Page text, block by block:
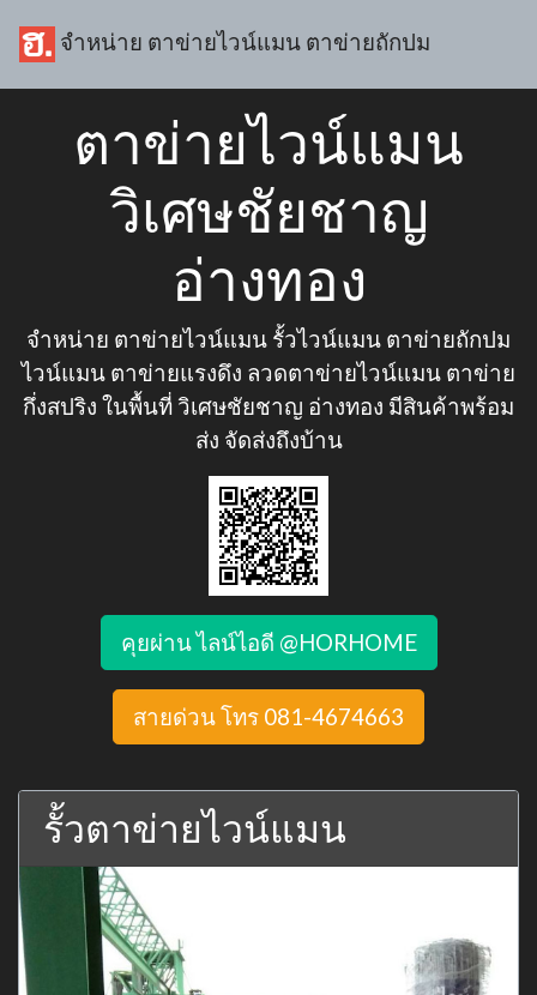
จำหน่าย ตาข่ายไวน์แมน ตาข่ายถักปม
ตาข่ายไวน์แมน
วิเศษชัยชาญ
อ่างทอง
จำหน่าย ตาข่ายไวน์แมน รั้วไวน์แมน ตาข่ายถักปม
ไวน์แมน ตาข่ายแรงดึง ลวดตาข่ายไวน์แมน ตาข่าย
กึ่งสปริง ในพื้นที่ วิเศษชัยชาญ อ่างทอง มีสินค้าพร้อม
ส่ง จัดส่งถึงบ้าน
คุยผ่าน ไลน์ไอดี @HORHOME
สายด่วน โทร 081-4674663
รั้วตาข่ายไวน์แมน